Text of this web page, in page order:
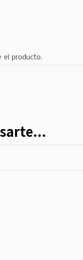
el producto.